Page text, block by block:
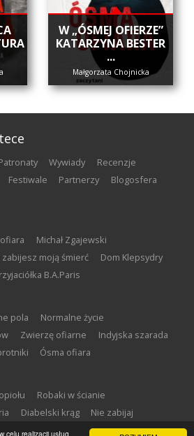
celu realizacji usług
W „ÓSMEJ OFIERZE”
KATARZYNA BESTER
...
Małgorzata Chojnicka
patronaty wywiady
recenzje
festiwale partnerzy
blogosfera
ofiara
Michał Zgajewski
zabijesz moją śmierć
Dom Klepsydry
Przyjaciółka B.A.Paris
pola
Normalne życie
Zwierzę ofiarne
Indyjska szarada
Ósma ofiara
Robaki w ścianie
Diabelski krąg
Nie zabijaj
Matki chrzestne